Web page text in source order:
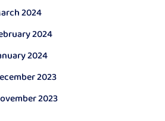
2024
2024
2024
2023
2023